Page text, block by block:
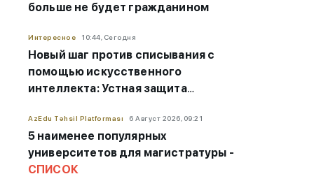
больше не будет гражданином
Интересное 10:44, Сегодня
Новый шаг против списывания с
помощью искусственного
интеллекта: Устная защита
AzEdu Təhsil Platforması 6 Август 2026, 09:21
5 наименее популярных
университетов для магистратуры -
СПИСОК